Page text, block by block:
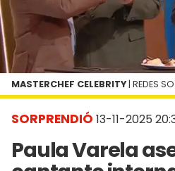
SORPRENDIÓ 13-11-2025
Paula Varela
MASTERCHEF CELEBRITY| REDES